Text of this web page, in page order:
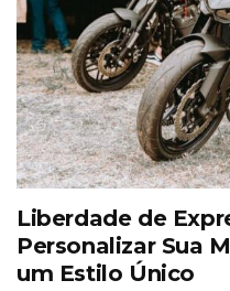
Liberdade de
Personalizar Sua
um Estilo Único